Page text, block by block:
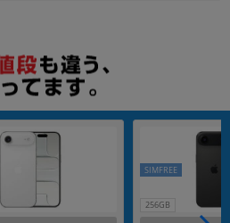
256GB
SIMFREE